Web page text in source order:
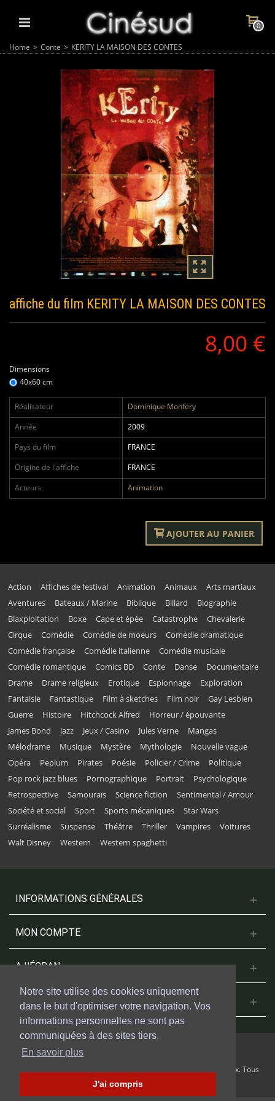
Notre site utilise des cookies uniquement
dans le but d'optimiser votre navigation. Vos
informations personnelles ne sont pas
communiquées à des sites tiers.
En savoir plus
J'ai compris
0
Home > Conte > KERITY LA MAISON DES CONTES
affiche du film KERITY LA MAISON DES CONTES
8,00 €
Dimensions
40x60 cm
Réalisateur
Dominique Monfery
Année
2009
Pays du film
FRANCE
Origine de l'affiche
FRANCE
Acteurs
Animation
AJOUTER AU PANIER
Action Affiches de festival Animation Animaux
Arts martiaux
Aventures
Bateaux / Marine Biblique Billard
Biographie
Blaxploitation
Boxe Cape et épée Catastrophe
Chevalerie
Cirque
Comédie Comédie de moeurs
Comédie dramatique
Comédie française
Comédie italienne
Comédie musicale
Comédie romantique
Comics BD Conte Danse
Documentaire
Drame
Drame religieux Erotique Espionnage
Exploration
Fantaisie
Fantastique Film à sketches Film noir
Gay Lesbien
Guerre
Histoire Hitchcock Alfred
Horreur / épouvante
James Bond
jazz Jeux / Casino Jules Verne
Mangas
Mélodrame
Musique Mystère Mythologie
Nouvelle vague
Opéra
Peplum Pirates Poésie Policier / Crime
Politique
Pop rock jazz blues
Pornographique Portrait
Psychologique
Retrospective
Samouraïs Science fiction
Sentimental / Amour
Société et social
Sport Sports mécaniques
Star Wars
Surréalisme
Suspense Théâtre Thriller Vampires
Voitures
Walt Disney
Western Western spaghetti
INFORMATIONS GÉNÉRALES
MON COMPTE
A L'ÉCRAN
NOUS CONTACTER
© 2018 Cinesud Affiches réalisé avec Presta Shop™ par Weblogix. Tous
droits reservés.